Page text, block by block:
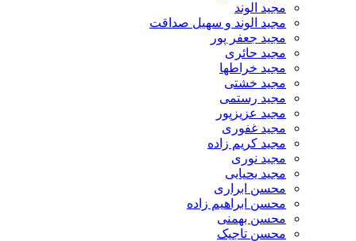
مجید الوند‎
مجید الوند و سهیل صداقت
مجید جعفر پور
مجید حائری
مجید خراطها
مجید خشتی
مجید رستمی
مجید عزیزپور
مجید غفوری
مجید کریم زاده
مجید نوری
مجید یحیایی
محسن ابراری
محسن ابراهیم زاده
محسن بهمنی
محسن تاجیک